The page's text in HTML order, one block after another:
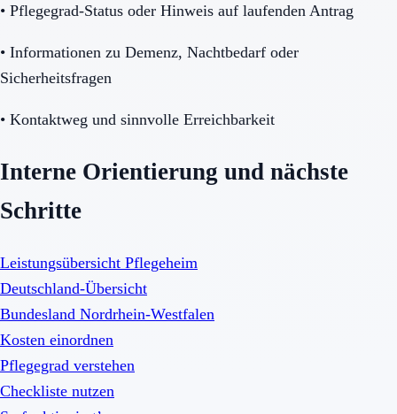
• Pflegegrad-Status oder Hinweis auf laufenden Antrag
• Informationen zu Demenz, Nachtbedarf oder
Sicherheitsfragen
• Kontaktweg und sinnvolle Erreichbarkeit
Interne Orientierung und nächste
Schritte
Leistungsübersicht Pflegeheim
Deutschland-Übersicht
Bundesland Nordrhein-Westfalen
Kosten einordnen
Pflegegrad verstehen
Checkliste nutzen